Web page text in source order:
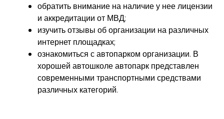
обратить внимание на наличие у нее лицензии
и аккредитации от МВД;
изучить отзывы об организации на различных
интернет площадках;
ознакомиться с автопарком организации. В
хорошей автошколе автопарк представлен
современными транспортными средствами
различных категорий.